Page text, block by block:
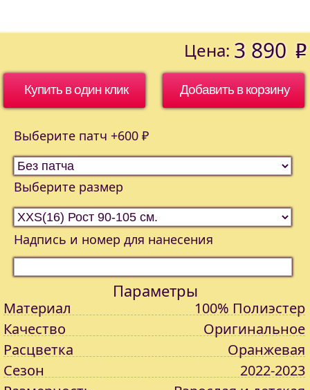
Цена: 3 890 o
Купить в один клик
Выберите патч +600 ₽
Выберите размер
Надпись и номер для нанесения
Параметры
Материал
100% Полиэстер
Качество
Оригинальное
Расцветка
Оранжевая
Сезон
2022-2023